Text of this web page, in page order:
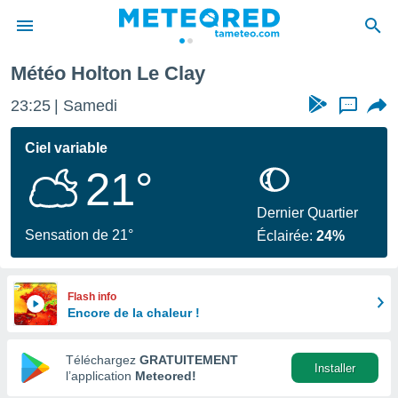
de
en
Météo Holton Le Clay
23:25 Samedi ...
Ciel variable
21°
Sensation de 21°
Dernier Quartier
Éclairée:24%
Flash info
Encore de la chaleur !
Téléchargez GRATUITEMENT
l’application Meteored!
Installer